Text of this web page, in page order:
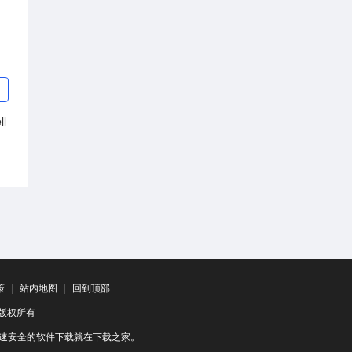
| 站内地图 | 回到顶部
权所有
全的软件下载就在下载之家。